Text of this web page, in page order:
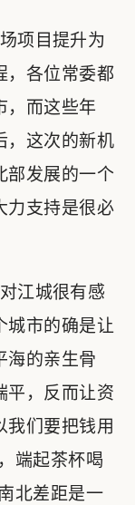
项目提升为
，各位常委都
，而这些年
，这次的新机
部发展的一个
力支持是很必
江城很有感
城市的确是让
海的亲生骨
平，反而让资
我们要把钱用
端起茶杯喝
北差距是一